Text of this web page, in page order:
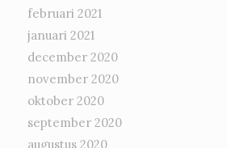
februari 2021
januari 2021
december 2020
november 2020
oktober 2020
september 2020
augustus 2020